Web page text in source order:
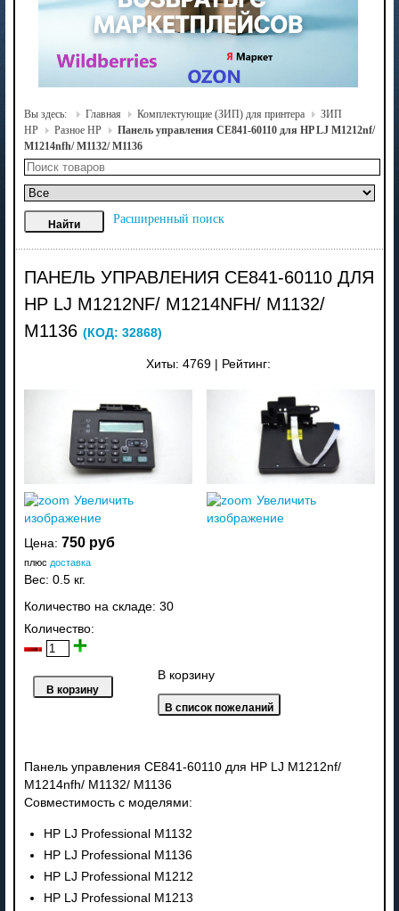
Вы здесь: Главная Комплектующие (ЗИП) для принтера
ЗИП
HP
Разное HP
Панель управления CE841-60110 для HP LJ M1212nf/
M1214nfh/ M1132/ M1136
Расширенный поиск
ПАНЕЛЬ УПРАВЛЕНИЯ CE841-60110 ДЛЯ
HP LJ M1212NF/ M1214NFH/ M1132/
M1136 (КОД: 32868)
Хиты: 4769 Рейтинг:
Увеличить
изображение
Увеличить
изображение
Цена: 750 руб
плюс доставка
Вес: 0.5 кг.
Количество на складе: 30
Количество:
В корзину
Панель управления CE841-60110 для HP LJ M1212nf/
M1214nfh/ M1132/ M1136
Совместимость с моделями:
HP LJ Professional M1132
HP LJ Professional M1136
HP LJ Professional M1212
HP LJ Professional M1213